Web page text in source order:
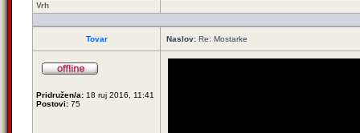
Vrh
Tovar Naslov: Re: Mostarke
Pridružen/a: 18 ruj 2016, 11:41
Postovi: 75